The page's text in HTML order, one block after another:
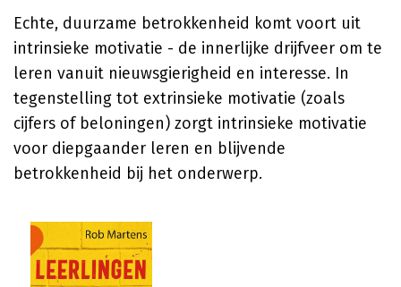
Echte, duurzame betrokkenheid komt voort uit
intrinsieke motivatie - de innerlijke drijfveer om te
leren vanuit nieuwsgierigheid en interesse. In
tegenstelling tot extrinsieke motivatie (zoals
cijfers of beloningen) zorgt intrinsieke motivatie
voor diepgaander leren en blijvende
betrokkenheid bij het onderwerp.